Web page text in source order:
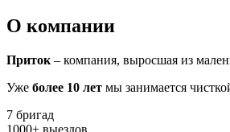
О компании
Приток – компания, выросшая из
Уже более 10 лет мы занимается
7 бригад
1000+ выездов